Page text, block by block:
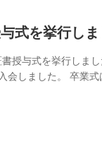
式を挙行しま
授与式を挙行しま
会しました。 卒業